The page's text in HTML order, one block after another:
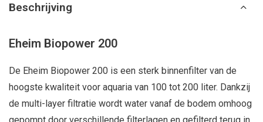
Beschrijving
Eheim Biopower 200
De Eheim Biopower 200 is een sterk binnenfilter van de
hoogste kwaliteit voor aquaria van 100 tot 200 liter. Dankzij
de multi-layer filtratie wordt water vanaf de bodem omhoog